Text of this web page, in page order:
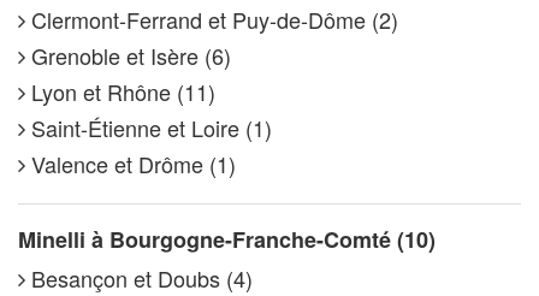
Clermont-Ferrand et Puy-de-Dôme (2)
Grenoble et Isère (6)
Lyon et Rhône (11)
Saint-Étienne et Loire (1)
Valence et Drôme (1)
Minelli à Bourgogne-Franche-Comté (10)
Besançon et Doubs (4)